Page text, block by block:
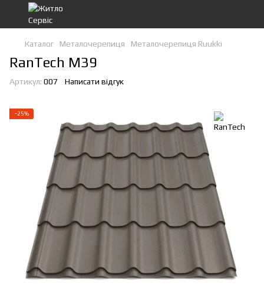
Каталог Металочерепиця Металочерепиця Ruukki
RanTech M39
Артикул: 007 Написати відгук
−25%